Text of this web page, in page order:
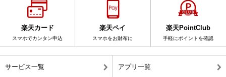
楽天カード
スマホでカンタン申込
楽天ペイ
スマホをお財布に
楽天PointClub
手軽にポイントを確認
サービス一覧 アプリ一覧